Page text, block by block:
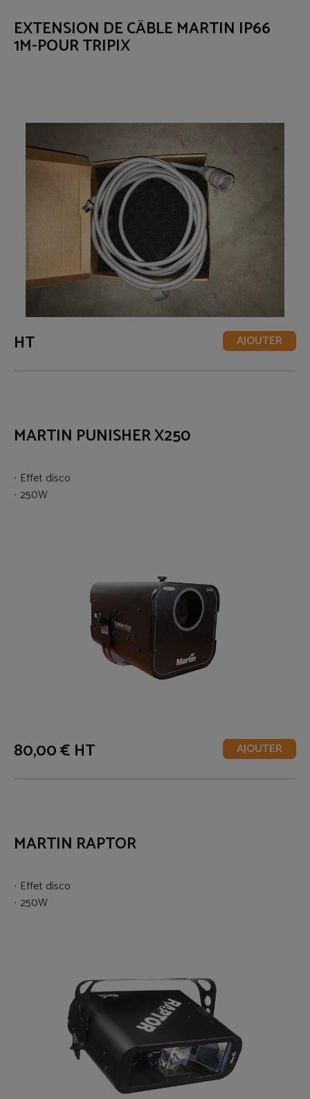
EXTENSION DE CÂBLE MARTIN IP66
1M-POUR TRIPIX
HT AJOUTER
MARTIN PUNISHER X250
Effet disco
250W
80,00 € HT AJOUTER
MARTIN RAPTOR
Effet disco
250W